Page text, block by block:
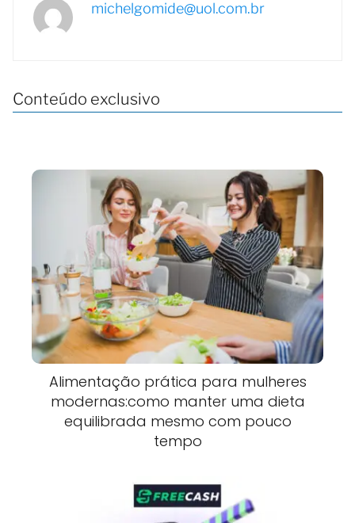
michelgomide@uol.com.br
Conteúdo exclusivo
Alimentação prática para mulheres
modernas:como manter uma dieta
equilibrada mesmo com pouco
tempo